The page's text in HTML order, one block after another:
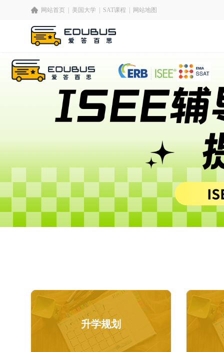
网站首页 美国大学 SAT课程 网站地图
升学规划